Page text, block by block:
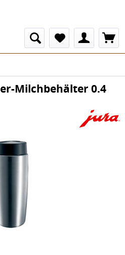
Milchbehälter 0.4